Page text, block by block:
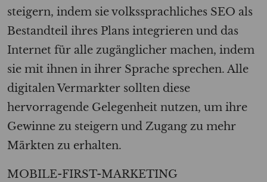
steigern, indem sie volkssprachliches SEO als
Bestandteil ihres Plans integrieren und das
Internet für alle zugänglicher machen, indem
sie mit ihnen in ihrer Sprache sprechen. Alle
digitalen Vermarkter sollten diese
hervorragende Gelegenheit nutzen, um ihre
Gewinne zu steigern und Zugang zu mehr
Märkten zu erhalten.
MOBILE-FIRST-MARKETING